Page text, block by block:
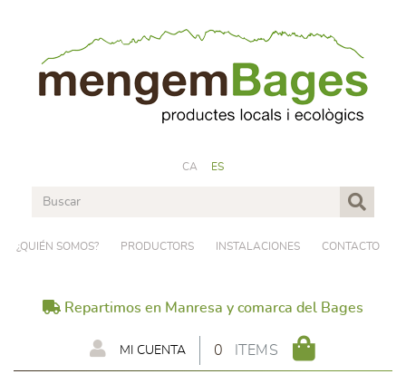
CA ES
¿QUIÉN SOMOS? PRODUCTORS INSTALACIONES CONTACTO
Repartimos en Manresa y comarca del Bages
0 ITEMS
MI CUENTA